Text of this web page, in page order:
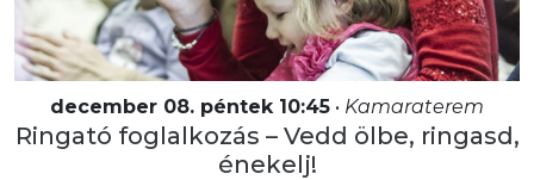
december 08. péntek 10:45 • Kamaraterem
Ringató foglalkozás – Vedd ölbe, ringasd,
énekelj!